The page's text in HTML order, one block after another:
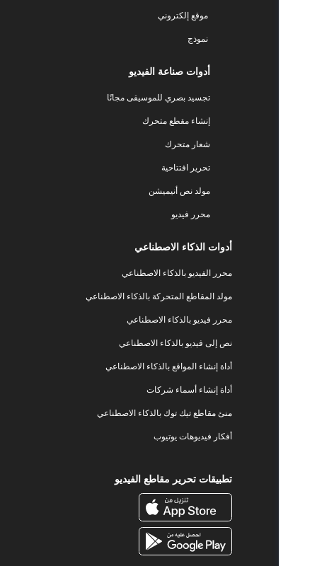
موقع إلكتروني
أدوات صناعة الفيديو
تجسيد بصري للموسيقى مجانًا
إنشاء مقطع متحرك
شعار متحرك
تحرير افتتاحية
مولد نص أنيميشن
محرر فيديو
أدوات الذكاء الاصطناعي
محرر الفيديو بالذكاء الاصطناعي
مولد المقاطع المتحركة بالذكاء الاصطناعي
محرر فيديو بالذكاء الاصطناعي
نص إلى فيديو بالذكاء الاصطناعي
أداة إنشاء المواقع بالذكاء الاصطناعي
أداة إنشاء أسماء شركات
منئ مقاطع تيك توك بالذكاء الاصطناعي
أفكار فيديوهات يوتيوب
تطبيقات تحرير مقاطع الفيديو